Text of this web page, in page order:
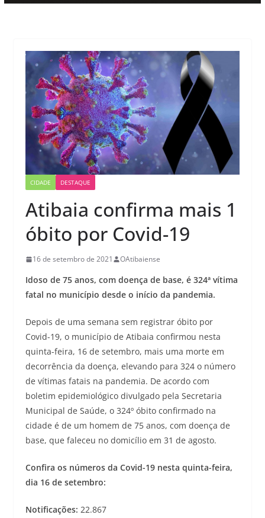
CIDADE DESTAQUE
Atibaia confirma mais 1
óbito por Covid-19
16 de setembro de 2021 OAtibaiense
Idoso de 75 anos, com doença de base, é 324ª vítima
fatal no município desde o início da pandemia.
Depois de uma semana sem registrar óbito por
Covid-19, o município de Atibaia confirmou nesta
quinta-feira, 16 de setembro, mais uma morte em
decorrência da doença, elevando para 324 o número
de vítimas fatais na pandemia. De acordo com
boletim epidemiológico divulgado pela Secretaria
Municipal de Saúde, o 324º óbito confirmado na
cidade é de um homem de 75 anos, com doença de
base, que faleceu no domicílio em 31 de agosto.
Confira os números da Covid-19 nesta quinta-feira,
dia 16 de setembro:
Notificações: 22.867